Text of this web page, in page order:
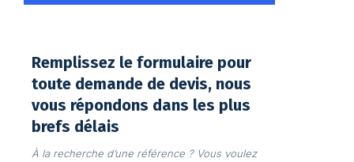
Remplissez le formulaire pour
toute demande de devis, nous
vous répondons dans les plus
brefs délais
À la recherche d’une référence ? Vous voulez